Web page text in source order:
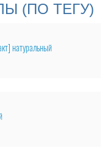
(ПО ТЕГУ)
натуральный